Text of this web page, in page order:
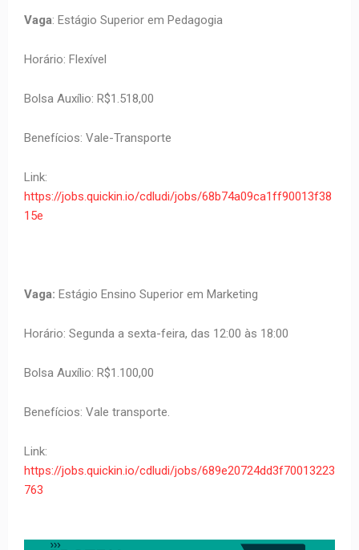
Vaga: Estágio Superior em Pedagogia
Horário: Flexível
Bolsa Auxílio: R$1.518,00
Benefícios: Vale-Transporte
Link:
https://jobs.quickin.io/cdludi/jobs/68b74a09ca1ff90013f38
15e
Vaga: Estágio Ensino Superior em Marketing
Horário: Segunda a sexta-feira, das 12:00 às 18:00
Bolsa Auxílio: R$1.100,00
Benefícios: Vale transporte.
Link:
https://jobs.quickin.io/cdludi/jobs/689e20724dd3f70013223
763